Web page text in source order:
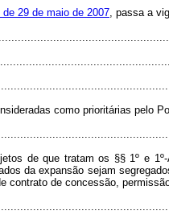
de 29 de maio de 2007, passa a
como prioritárias pelo
de que tratam os §§ 1º e
da expansão sejam
contrato de concessão,